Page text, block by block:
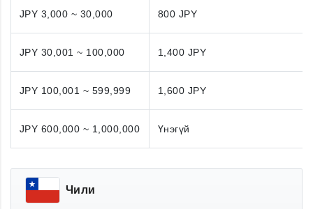
JPY 3,000 ~ 30,000 800 JPY
JPY 30,001 ~ 100,000 1,400 JPY
JPY 100,001 ~ 599,999 1,600 JPY
JPY 600,000 ~ 1,000,000 Үнэгүй
Чили